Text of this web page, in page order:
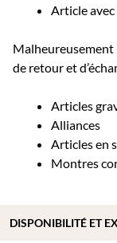
Article avec
de retour et
Articles
Alliances
Articles en
Montres
DISPONIBILITÉ ET